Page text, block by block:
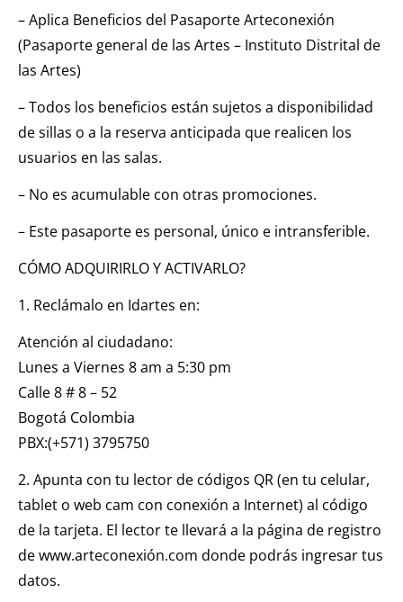
– Aplica Beneficios del Pasaporte Arteconexión
(Pasaporte general de las Artes – Instituto Distrital de
las Artes)
– Todos los beneficios están sujetos a disponibilidad
de sillas o a la reserva anticipada que realicen los
usuarios en las salas.
– No es acumulable con otras promociones.
– Este pasaporte es personal, único e intransferible.
CÓMO ADQUIRIRLO Y ACTIVARLO?
1. Reclámalo en Idartes en:
Atención al ciudadano:
Lunes a Viernes 8 am a 5:30 pm
Calle 8 # 8 – 52
Bogotá Colombia
PBX:(+571) 3795750
2. Apunta con tu lector de códigos QR (en tu celular,
tablet o web cam con conexión a Internet) al código
de la tarjeta. El lector te llevará a la página de registro
de www.arteconexión.com donde podrás ingresar tus
datos.